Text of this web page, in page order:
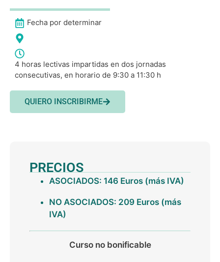
Fecha por determinar
4 horas lectivas impartidas en dos jornadas
consecutivas, en horario de 9:30 a 11:30 h
QUIERO INSCRIBIRME
PRECIOS
ASOCIADOS: 146 Euros (más IVA)
NO ASOCIADOS: 209 Euros (más
IVA)
Curso no bonificable